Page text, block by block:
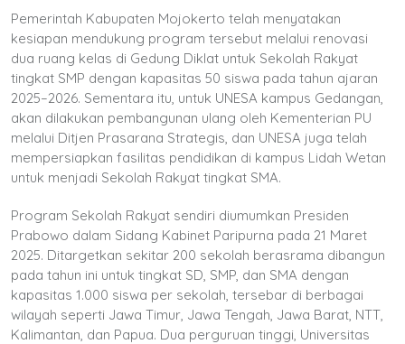
Pemerintah Kabupaten Mojokerto telah menyatakan
kesiapan mendukung program tersebut melalui renovasi
dua ruang kelas di Gedung Diklat untuk Sekolah Rakyat
tingkat SMP dengan kapasitas 50 siswa pada tahun ajaran
2025–2026. Sementara itu, untuk UNESA kampus Gedangan,
akan dilakukan pembangunan ulang oleh Kementerian PU
melalui Ditjen Prasarana Strategis, dan UNESA juga telah
mempersiapkan fasilitas pendidikan di kampus Lidah Wetan
untuk menjadi Sekolah Rakyat tingkat SMA.
Program Sekolah Rakyat sendiri diumumkan Presiden
Prabowo dalam Sidang Kabinet Paripurna pada 21 Maret
2025. Ditargetkan sekitar 200 sekolah berasrama dibangun
pada tahun ini untuk tingkat SD, SMP, dan SMA dengan
kapasitas 1.000 siswa per sekolah, tersebar di berbagai
wilayah seperti Jawa Timur, Jawa Tengah, Jawa Barat, NTT,
Kalimantan, dan Papua. Dua perguruan tinggi, Universitas